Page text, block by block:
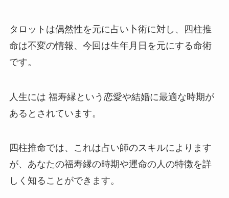
タロットは偶然性を元に占い卜術に対し、四柱推
命は不変の情報、今回は生年月日を元にする命術
です。
人生には 福寿縁という恋愛や結婚に最適な時期が
あるとされています。
四柱推命では、これは占い師のスキルによります
が、あなたの福寿縁の時期や運命の人の特徴を詳
しく知ることができます。